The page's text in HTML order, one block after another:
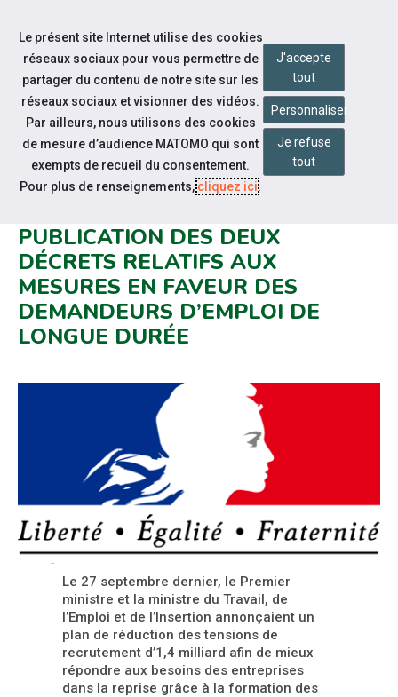
Aller au contenu
Notre actualité
PLAN DE RÉDUCTION DES
PUBLICATION DES DEUX
DÉCRETS RELATIFS AUX
MESURES EN FAVEUR DES
DEMANDEURS D’EMPLOI DE
LONGUE DURÉE
Le 27 septembre dernier, le Premier
ministre et la ministre du Travail, de
l’Emploi et de l’Insertion annonçaient un
plan de réduction des tensions de
recrutement d’1,4 milliard afin de mieux
répondre aux besoins des entreprises
dans la reprise grâce à la formation des
Le présent site Internet utilise des cookies
réseaux sociaux pour vous permettre de
partager du contenu de notre site sur les
réseaux sociaux et visionner des vidéos.
Par ailleurs, nous utilisons des cookies
de mesure d’audience MATOMO qui sont
exempts de recueil du consentement.
Pour plus de renseignements,cliquez ici.
J'accepte
tout
Personnaliser
Je refuse
tout